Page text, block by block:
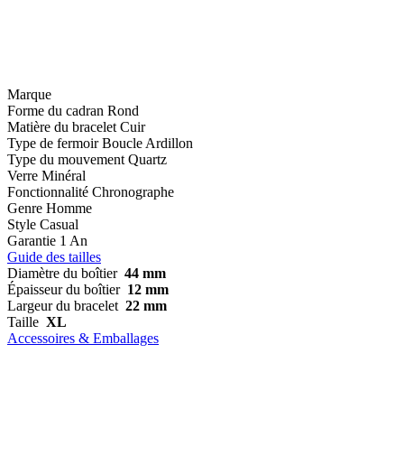
Marque
Forme du cadran Rond
Matière du bracelet Cuir
Type de fermoir Boucle Ardillon
Type du mouvement Quartz
Verre Minéral
Fonctionnalité Chronographe
Genre Homme
Style Casual
Garantie 1 An
Guide des tailles
Diamètre du boîtier 44 mm
Épaisseur du boîtier 12 mm
Largeur du bracelet 22 mm
Taille XL
Accessoires & Emballages